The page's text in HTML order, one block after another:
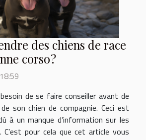
des chiens de race
corso ?
de se faire conseiller avant de
son chien de compagnie. Ceci est
à un manque d’information sur les
C’est pour cela que cet article vous